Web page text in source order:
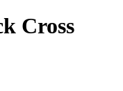
Cross